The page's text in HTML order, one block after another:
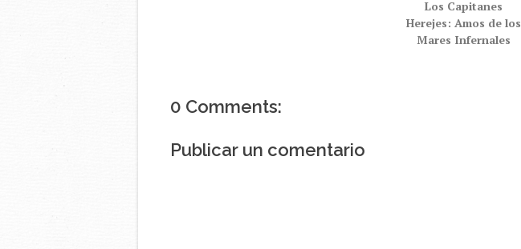
Los Capitanes
Herejes: Amos de los
Mares Infernales
0 Comments:
Publicar un comentario